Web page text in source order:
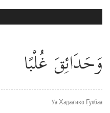
وَحَدَائِقَ غُلْبًا
Уа Х̣адаа'ик̣о Г̣улбаа